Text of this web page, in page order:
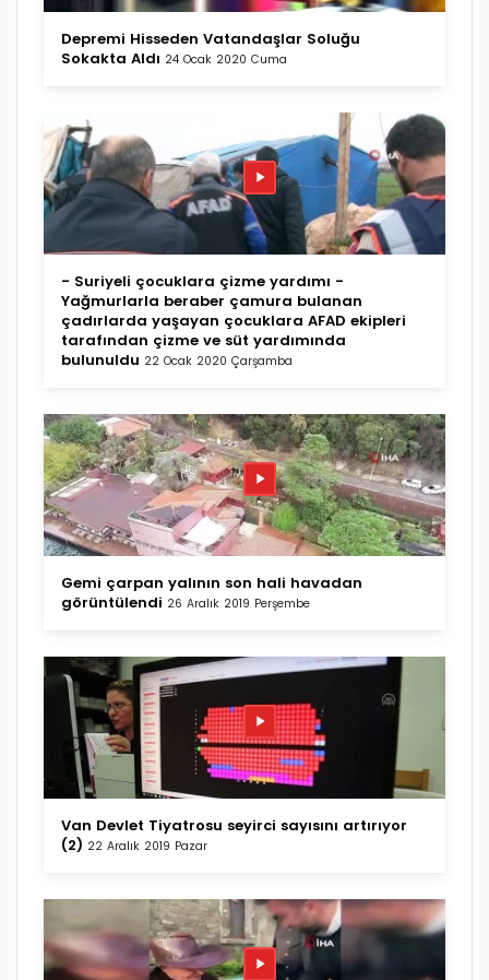
Depremi Hisseden Vatandaşlar Soluğu
Sokakta Aldı 24 Ocak 2020 Cuma
- Suriyeli çocuklara çizme yardımı -
Yağmurlarla beraber çamura bulanan
çadırlarda yaşayan çocuklara AFAD ekipleri
tarafından çizme ve süt yardımında
bulunuldu 22 Ocak 2020 Çarşamba
Gemi çarpan yalının son hali havadan
görüntülendi 26 Aralık 2019 Perşembe
Van Devlet Tiyatrosu seyirci sayısını artırıyor
(2) 22 Aralık 2019 Pazar